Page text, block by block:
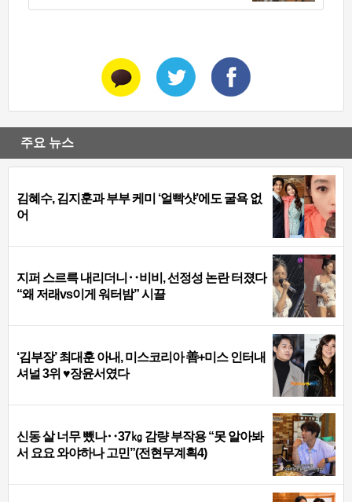
주요 뉴스
김혜수, 김지훈과 부부 케미 ‘얼빡샷’에도 굴욕 없
어
지퍼 스르륵 내리더니‥비비, 선정성 논란 터졌다
“왜 저래vs이게 워터밤” 시끌
‘김부장’ 최대훈 아내, 미스코리아 善+미스 인터내
셔널 3위 ♥장윤서였다
신동 살 너무 뺐나‥37㎏ 감량 부작용 “못 알아봐
서 요요 와야하나 고민”(전현무계획4)